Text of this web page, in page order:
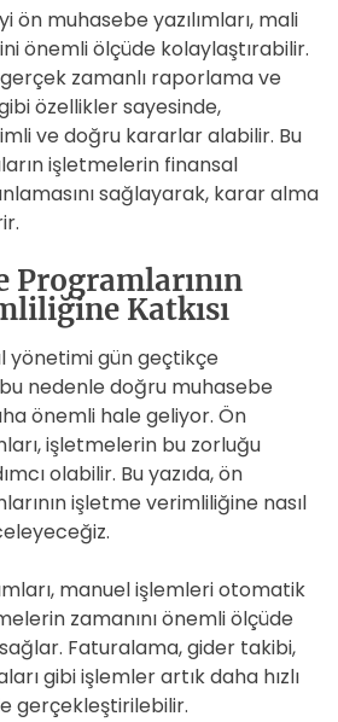
ön muhasebe yazılımları, mali
önemli ölçüde kolaylaştırabilir.
zamanlı raporlama ve
özellikler sayesinde,
ve doğru kararlar alabilir. Bu
işletmelerin finansal
sağlayarak, karar alma
Programlarının
Katkısı
yönetimi gün geçtikçe
nedenle doğru muhasebe
önemli hale geliyor. Ön
işletmelerin bu zorluğu
olabilir. Bu yazıda, ön
işletme verimliliğine nasıl
manuel işlemleri otomatik
zamanını önemli ölçüde
Faturalama, gider takibi,
gibi işlemler artık daha hızlı
gerçekleştirilebilir.